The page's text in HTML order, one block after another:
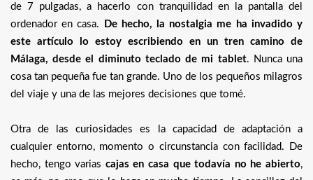
de 7 pulgadas, a hacerlo con tranquilidad en la pantalla del
ordenador en casa.
De hecho, la nostalgia me ha invadido y
este artículo lo estoy escribiendo en un tren camino de
Málaga, desde el diminuto teclado de mi tablet. Nunca una
cosa tan pequeña fue tan grande. Uno de los pequeños milagros
del viaje y una de las mejores decisiones que tomé.
Otra de las curiosidades es la capacidad de adaptación a
cualquier entorno, momento o circunstancia con facilidad. De
hecho, tengo varias cajas en casa que todavía no he abierto,